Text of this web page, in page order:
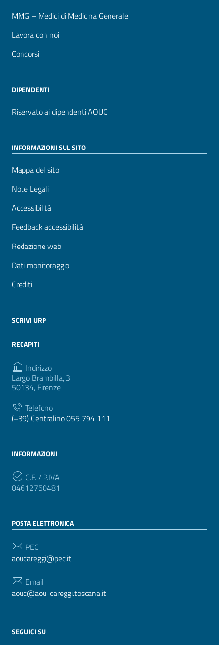
MMG – Medici di Medicina Generale
Lavora con noi
Concorsi
DIPENDENTI
Riservato ai dipendenti AOUC
INFORMAZIONI SUL SITO
Mappa del sito
Note Legali
Accessibilità
Feedback accessibilità
Redazione web
Dati monitoraggio
Crediti
SCRIVI URP
RECAPITI
Indirizzo
Largo Brambilla, 3
50134, Firenze
Telefono
(+39) Centralino 055 794 111
INFORMAZIONI
C.F. / P.IVA
04612750481
POSTA ELETTRONICA
PEC
aoucareggi@pec.it
Email
aouc@aou-careggi.toscana.it
SEGUICI SU